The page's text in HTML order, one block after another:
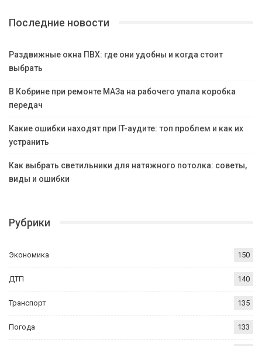
Последние новости
Раздвижные окна ПВХ: где они удобны и когда стоит
выбрать
В Кобрине при ремонте МАЗа на рабочего упала коробка
передач
Какие ошибки находят при IT-аудите: топ проблем и как их
устранить
Как выбрать светильники для натяжного потолка: советы,
виды и ошибки
Рубрики
Экономика 150
ДТП 140
Транспорт 135
Погода 133